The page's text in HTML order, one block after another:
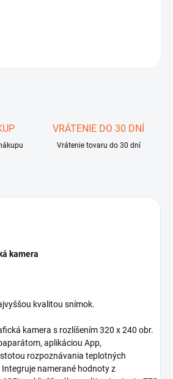
VRÁTENIE DO 30 DNÍ
Vrátenie tovaru do 30 dní
kamera
kvalitou snímok.
kamera s rozlíšením 320 x 240 obr.
aplikáciou App,
rozpoznávania teplotných
Integruje namerané hodnoty z